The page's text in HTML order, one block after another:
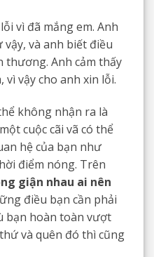
vì đã mắng em. Anh
và anh biết điều
thương. Anh cảm thấy
vì vậy cho anh xin lỗi.
không nhận ra là
cuộc cãi vã có thể
hệ của bạn như
điểm nóng. Trên
giận nhau ai nên
điều bạn cần phải
bạn hoàn toàn vượt
và quên đó thì cũng